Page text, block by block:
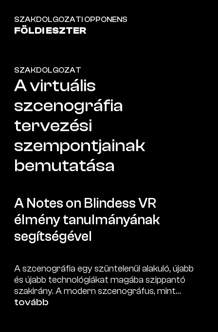
SZAKDOLGOZATI OPPONENS
FÖLDI ESZTER
SZAKDOLGOZAT
A virtuális
szcenográfia
tervezési
szempontjainak
bemutatása
A Notes on Blindess VR
élmény tanulmányának
segítségével
A szcenográfia egy szüntelenül alakuló, újabb
és újabb technológiákat magába szippantó
szakirány. A modern szcenográfus, mint
tervező, foglalkozik a tér kialakításával,
tovább